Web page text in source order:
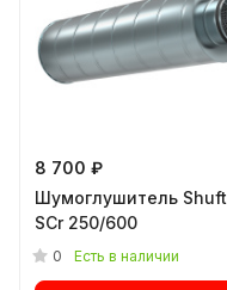
8 700 ₽
Шумоглушитель Shuft
SCr 250/600
0 Есть в наличии